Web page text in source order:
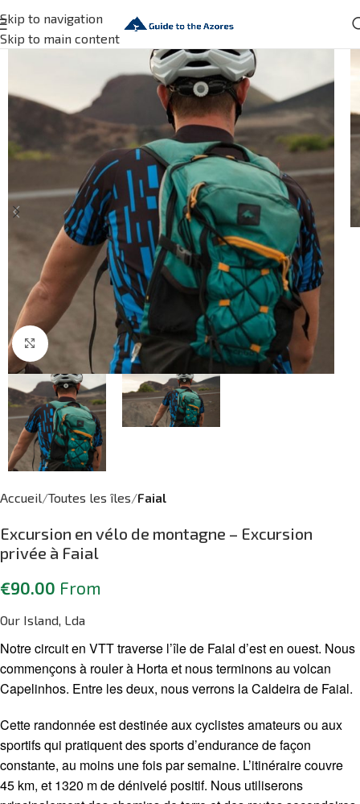
Skip to navigation
Skip to main content
Click to enlarge
Accueil Toutes les îles Faial
Excursion en vélo de montagne – Excursion
privée à Faial
€90.00 From
Our Island, Lda
Notre circuit en VTT traverse l’île de Faial d’est en ouest. Nous
commençons à rouler à Horta et nous terminons au volcan
Capelinhos. Entre les deux, nous verrons la Caldeira de Faial.
Cette randonnée est destinée aux cyclistes amateurs ou aux
sportifs qui pratiquent des sports d’endurance de façon
constante, au moins une fois par semaine. L’itinéraire couvre
45 km, et 1320 m de dénivelé positif. Nous utiliserons